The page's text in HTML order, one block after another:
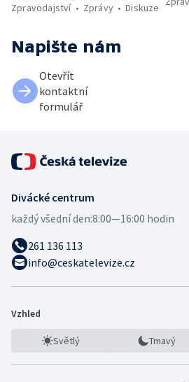
Zpravodajství
Zprávy Diskuze
Napište nám
Otevřít
kontaktní
formulář
Divácké centrum
každý všední den:8:00—16:00 hodin
261 136 113
info@ceskatelevize.cz
Vzhled
Světlý Tmavý